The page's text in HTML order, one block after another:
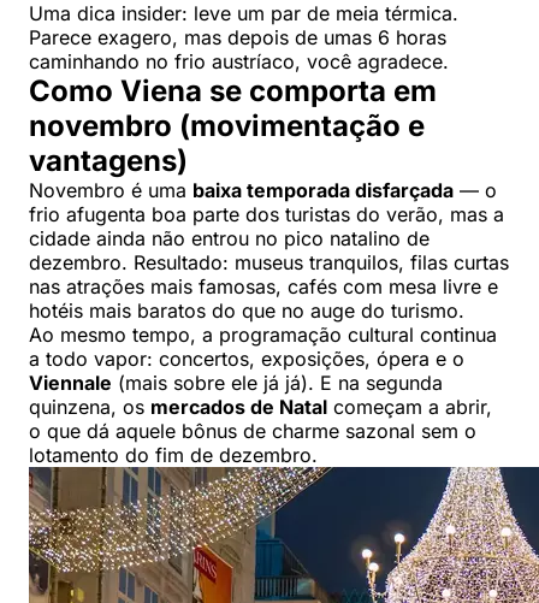
Uma dica insider: leve um par de meia térmica.
Parece exagero, mas depois de umas 6 horas
caminhando no frio austríaco, você agradece.
Como Viena se comporta em
novembro (movimentação e
vantagens)
Novembro é uma baixa temporada disfarçada — o
frio afugenta boa parte dos turistas do verão, mas a
cidade ainda não entrou no pico natalino de
dezembro. Resultado: museus tranquilos, filas curtas
nas atrações mais famosas, cafés com mesa livre e
hotéis mais baratos do que no auge do turismo.
Ao mesmo tempo, a programação cultural continua
a todo vapor: concertos, exposições, ópera e o
Viennale (mais sobre ele já já). E na segunda
quinzena, os mercados de Natal começam a abrir,
o que dá aquele bônus de charme sazonal sem o
lotamento do fim de dezembro.